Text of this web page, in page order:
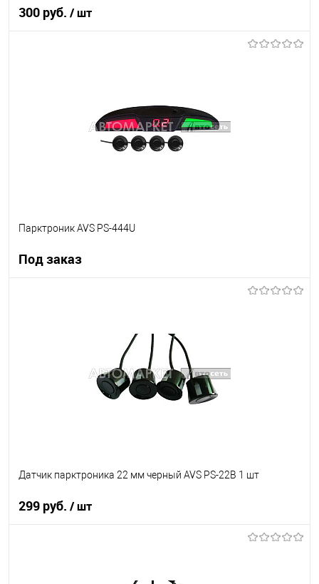
300 руб. / шт
Парктроник AVS PS-444U
Под заказ
Датчик парктроника 22 мм черный AVS PS-22B 1 шт
299 руб. / шт